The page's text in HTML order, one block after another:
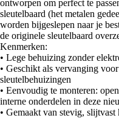
ontworpen om perfect te
sleutelbaard (het metalen
worden bijgeslepen naar je
de originele sleutelbaard
Kenmerken:
• Lege behuizing zonder
• Geschikt als vervanging
sleutelbehuizingen
• Eenvoudig te monteren:
interne onderdelen in deze
• Gemaakt van stevig, slijtvast